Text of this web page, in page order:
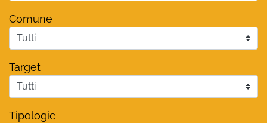
Comune
Target
Tipologie